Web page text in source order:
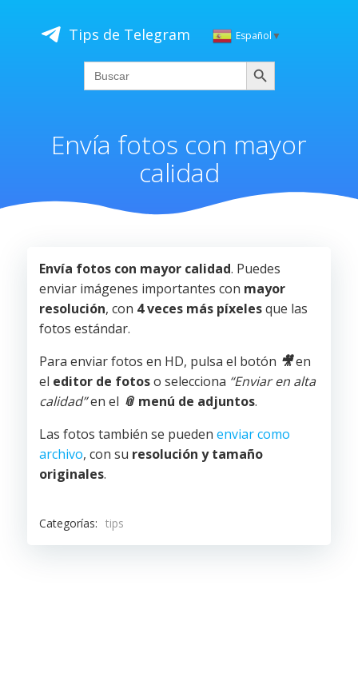
al
contenido
Tips de Telegram Español▼
Search
for:
Buscar
Envía fotos con mayor
calidad
Envía fotos con mayor calidad. Puedes
enviar imágenes importantes con mayor
resolución, con 4 veces más píxelesque las
fotos estándar.
Para enviar fotos en HD, pulsa el botón 🎥en
el editor de fotoso selecciona “Enviar en alta
calidad”en el 📎 menú de adjuntos.
Las fotos también se pueden enviar como
archivo, con su resolución y tamaño
originales.
Categorías: tips